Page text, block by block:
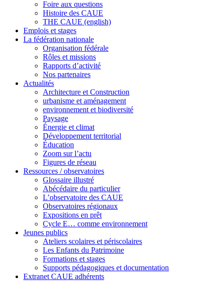
Foire aux questions
Histoire des CAUE
THE CAUE (english)
Emplois et stages
La fédération nationale
Organisation fédérale
Rôles et missions
Rapports d’activité
Nos partenaires
Actualités
Architecture et Construction
urbanisme et aménagement
environnement et biodiversité
Paysage
Énergie et climat
Développement territorial
Éducation
Zoom sur l’actu
Figures de réseau
Ressources / observatoires
Glossaire illustré
Abécédaire du particulier
L’observatoire des CAUE
Observatoires régionaux
Expositions en prêt
Cycle E… comme environnement
Jeunes publics
Ateliers scolaires et périscolaires
Les Enfants du Patrimoine
Formations et stages
Supports pédagogiques et documentation
Extranet CAUE adhérents